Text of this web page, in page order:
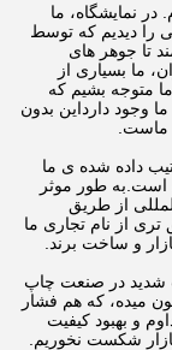
در نمایشگاه، ما
را دیدیم که توسط
تا جوهر های
ما بسیاری از
متوجه بشیم که
وجود دارداين بدون
ماست.
داده شده ی ما
است.به طور موثر
از طریق
تری از نام تجاری ما
و ساخت برند.
شدید در صنعت چاپ
ميده، که هم فشار
و بهبود کیفیت
شکست نخوریم.